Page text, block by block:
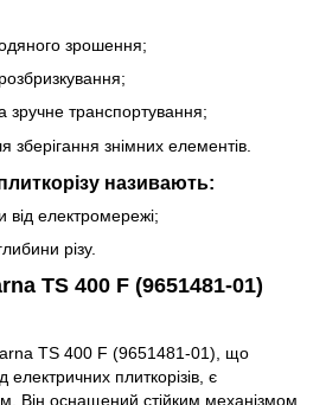
зрошення;
зручне транспортування;
зберігання знімних елементів.
називають:
від електромережі;
різу.
TS 400 F (9651481-01)
TS 400 F (9651481-01), що
плиткорізів, є
Він оснащений стійким механізмом